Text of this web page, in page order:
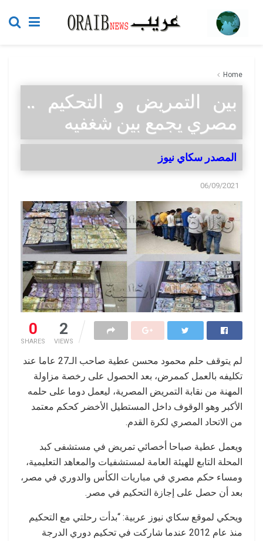
Home
بين التمريض و التحكيم ..
مصري يجمع بين شغفيه
المصدر سكاي نيوز
06/09/2021
0
SHARES
2
VIEWS
لم يتوقف حلم محمود محسن عطية صاحب الـ27 عاما عند
تكليفه بالعمل كممرض، بعد الحصول على رخصة مزاولة
المهنة من نقابة التمريض المصرية، ليعمل دوما على حلمه
الأكبر وهو الوقوف داخل المستطيل الأخضر كحكم معتمد
من الاتحاد المصري لكرة القدم.
ويعمل عطية صباحا أخصائي تمريض في مستشفى كبد
المحلة التابع للهيئة العامة لمستشفيات والمعاهد التعليمية،
ومساء حكم مصري في مباريات الكأس والدوري في مصر،
بعد أن حصل على إجازة التحكيم في مصر.
ويحكي لموقع سكاي نيوز عربية: “بدأت رحلتي مع التحكيم
منذ عام 2012 عندما شاركت في تحكيم دوري الدرجة